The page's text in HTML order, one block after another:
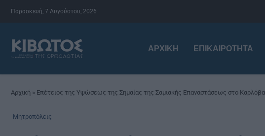
Παρασκευή, 7 Αυγούστου, 2026
ΑΡΧΙΚΉ ΕΠΙΚΑΙΡΌΤΗΤΑ
Αρχική » Επέτειος της Υψώσεως της Σημαίας της Σαμιακής Επαναστάσεως στο
Μητροπόλεις